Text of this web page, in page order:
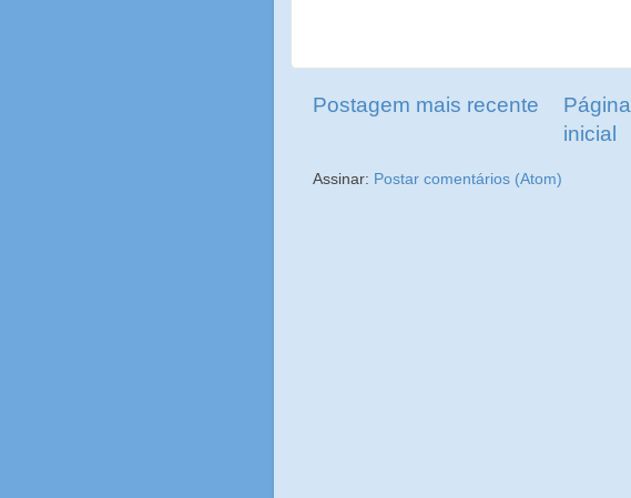
Postagem mais recente
Página
inicial
Assinar: Postar comentários (Atom)